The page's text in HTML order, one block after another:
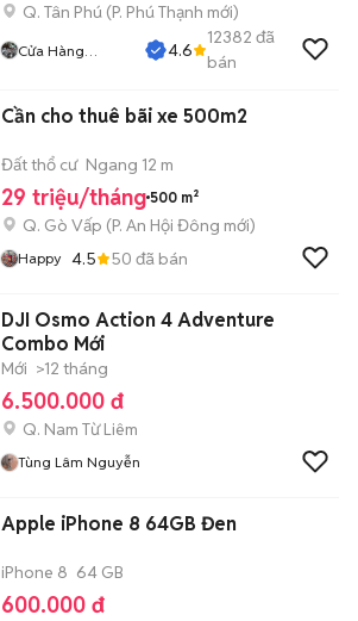
Q. Tân Phú (P. Phú Thạnh mới)
Cửa Hàng
4.6
12382 đã
bán
Cần cho thuê bãi xe 500m2
Đất thổ cư Ngang 12 m
29 triệu/tháng 500 m²
Q. Gò Vấp (P. An Hội Đông mới)
Happy 4.5 50 đã bán
DJI Osmo Action 4 Adventure
Combo Mới
Mới >12 tháng
6.500.000 đ
Q. Nam Từ Liêm
Tùng Lâm Nguyễn
Apple iPhone 8 64GB Đen
iPhone 8 64 GB
600.000 đ